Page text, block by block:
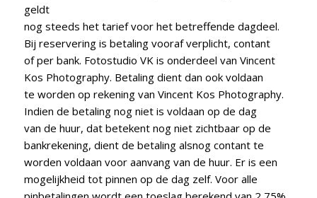
geldt
nog steeds het tarief voor het betreffende dagdeel.
Bij reservering is betaling vooraf verplicht, contant
of per bank. Fotostudio VK is onderdeel van Vincent
Kos Photography. Betaling dient dan ook voldaan
te worden op rekening van Vincent Kos Photography.
Indien de betaling nog niet is voldaan op de dag
van de huur, dat betekent nog niet zichtbaar op de
bankrekening, dient de betaling alsnog contant te
worden voldaan voor aanvang van de huur. Er is een
mogelijkheid tot pinnen op de dag zelf. Voor alle